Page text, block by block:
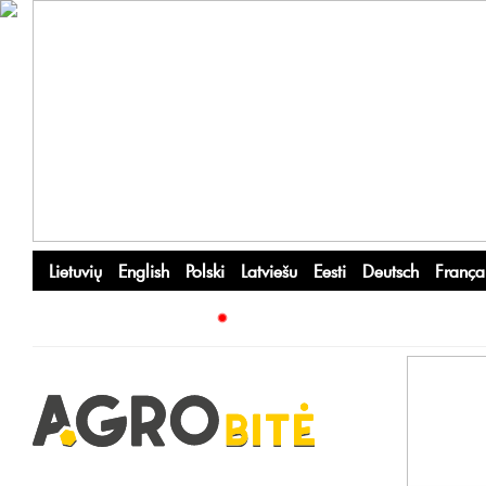
Lietuvių English Polski Latviešu Eesti Deutsch